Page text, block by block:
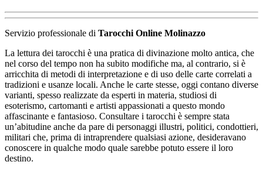
Servizio professionale di Tarocchi Online Molinazzo
La lettura dei tarocchi è una pratica di divinazione molto antica, che
nel corso del tempo non ha subito modifiche ma, al contrario, si è
arricchita di metodi di interpretazione e di uso delle carte correlati a
tradizioni e usanze locali. Anche le carte stesse, oggi contano diverse
varianti, spesso realizzate da esperti in materia, studiosi di
esoterismo, cartomanti e artisti appassionati a questo mondo
affascinante e fantasioso. Consultare i tarocchi è sempre stata
un’abitudine anche da pare di personaggi illustri, politici, condottieri,
militari che, prima di intraprendere qualsiasi azione, desideravano
conoscere in qualche modo quale sarebbe potuto essere il loro
destino.